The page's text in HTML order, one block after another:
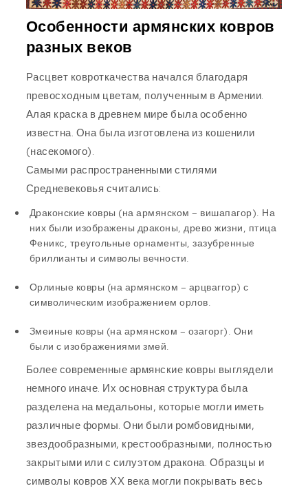
Особенности армянских ковров
разных веков
Расцвет ковроткачества начался благодаря
превосходным цветам, полученным в Армении.
Алая краска в древнем мире была особенно
известна. Она была изготовлена из кошенили
(насекомого).
Самыми распространенными стилями
Средневековья считались:
Драконские ковры (на армянском – вишапагор). На
них были изображены драконы, древо жизни, птица
Феникс, треугольные орнаменты, зазубренные
бриллианты и символы вечности.
Орлиные ковры (на армянском – арцваггор) с
символическим изображением орлов.
Змеиные ковры (на армянском – озагорг). Они
были с изображениями змей.
Более современные армянские ковры выглядели
немного иначе. Их основная структура была
разделена на медальоны, которые могли иметь
различные формы. Они были ромбовидными,
звездообразными, крестообразными, полностью
закрытыми или с силуэтом дракона. Образцы и
символы ковров ХХ века могли покрывать весь